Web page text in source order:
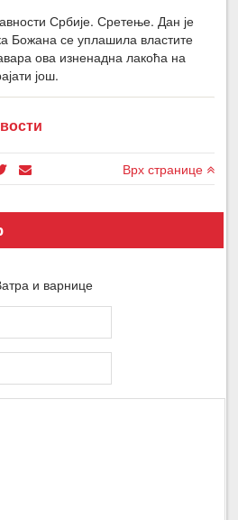
Србије. Сретење. Дан је
Божана се уплашила властите
ова изненадна лакоћа на
још.
Врх странице
и варнице